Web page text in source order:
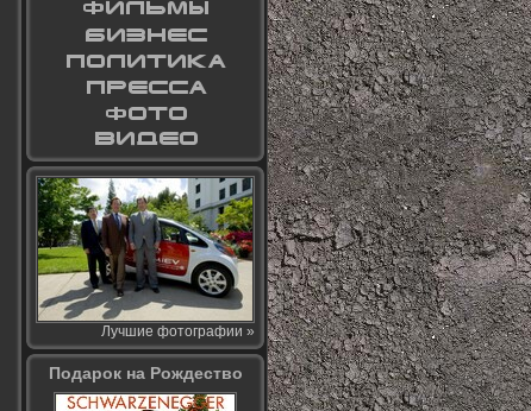
Лучшие фотографии »
Подарок на Рождество